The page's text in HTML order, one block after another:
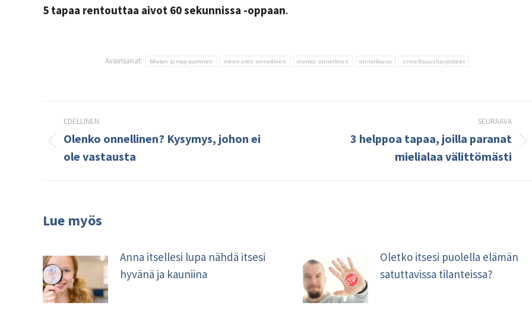
5 tapaa rentouttaa aivot 60 sekunnissa -oppaan.
Avainsanat: Mielen jumppaaminen miten olen onnellinen olenko onnellinen onnellisuus onnellisuusharjoitteet
navigation
EDELLINEN
kirjoitus:
Olenko onnellinen? Kysymys, johon ei
ole vastausta
SEURAAVA
3 helppoa tapaa, joilla paranat
mielialaa välittömästi
Lue myös
Anna itsellesi lupa nähdä itsesi
hyvänä ja kauniina
Oletko itsesi puolella elämän
satuttavissa tilanteissa?